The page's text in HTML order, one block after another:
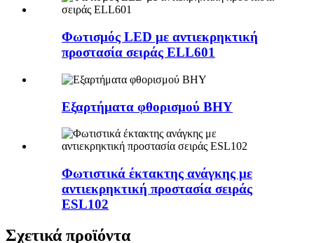
Φωτισμός LED με αντιεκρηκτική
προστασία σειράς ELL601
Εξαρτήματα φθορισμού BHY
Φωτιστικά έκτακτης ανάγκης με
αντιεκρηκτική προστασία σειράς
ESL102
Σχετικά προϊόντα